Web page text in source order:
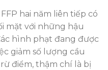
hai năm liên tiếp có
mặt với những hậu
hình phạt đang được
giảm số lượng cầu
điểm, thậm chí là bị